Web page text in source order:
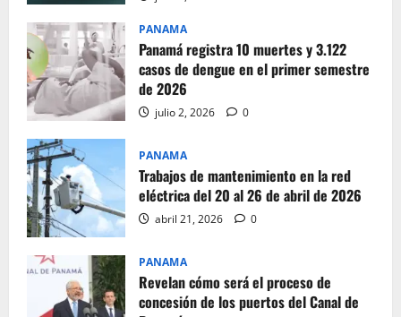
PANAMA
Panamá registra 10 muertes y 3.122
casos de dengue en el primer semestre
de 2026
julio 2, 2026 0
PANAMA
Trabajos de mantenimiento en la red
eléctrica del 20 al 26 de abril de 2026
abril 21, 2026 0
PANAMA
Revelan cómo será el proceso de
concesión de los puertos del Canal de